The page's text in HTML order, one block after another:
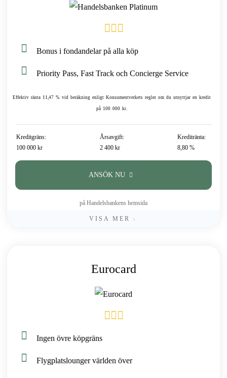
Bonus i fondandelar på alla köp
Priority Pass, Fast Track och Concierge Service
Effektiv ränta 11,47 % vid beräkning enligt Konsumentverkets regler om du utnyttjar en kredit
på 100 000 kr.
Kreditgräns:
100 000 kr
Årsavgift:
2 400 kr
Kreditränta:
8,80 %
ANSÖK NU
på Handelsbankens hemsida
VISA MER
Eurocard
Ingen övre köpgräns
Flygplatslounger världen över